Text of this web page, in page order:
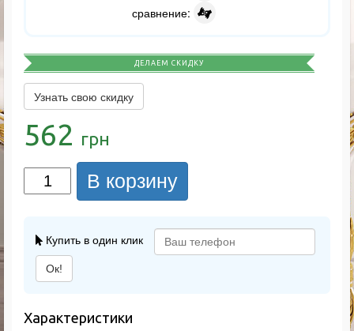
сравнение:
ДЕЛАЕМ СКИДКУ
Узнать свою скидку
562 грн
В корзину
Купить в один клик
Ок!
Характеристики